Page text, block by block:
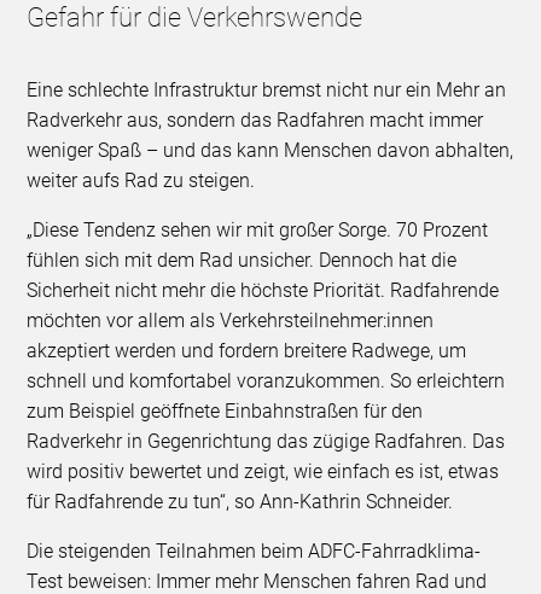
Gefahr für die Verkehrswende
Eine schlechte Infrastruktur bremst nicht nur ein Mehr an
Radverkehr aus, sondern das Radfahren macht immer
weniger Spaß – und das kann Menschen davon abhalten,
weiter aufs Rad zu steigen.
„Diese Tendenz sehen wir mit großer Sorge. 70 Prozent
fühlen sich mit dem Rad unsicher. Dennoch hat die
Sicherheit nicht mehr die höchste Priorität. Radfahrende
möchten vor allem als Verkehrsteilnehmer:innen
akzeptiert werden und fordern breitere Radwege, um
schnell und komfortabel voranzukommen. So erleichtern
zum Beispiel geöffnete Einbahnstraßen für den
Radverkehr in Gegenrichtung das zügige Radfahren. Das
wird positiv bewertet und zeigt, wie einfach es ist, etwas
für Radfahrende zu tun“, so Ann-Kathrin Schneider.
Die steigenden Teilnahmen beim ADFC-Fahrradklima-
Test beweisen: Immer mehr Menschen fahren Rad und